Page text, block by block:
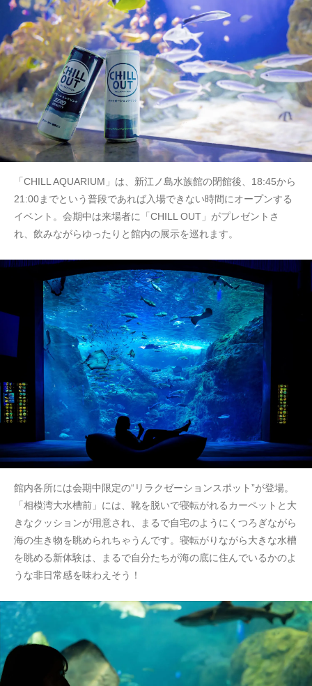
「CHILL AQUARIUM」は、新江ノ島水族館の閉館後、18:45から
21:00までという普段であれば入場できない時間にオープンする
イベント。会期中は来場者に「CHILL OUT」がプレゼントさ
れ、飲みながらゆったりと館内の展示を巡れます。
館内各所には会期中限定の“リラクゼーションスポット”が登場。
「相模湾大水槽前」には、靴を脱いで寝転がれるカーペットと大
きなクッションが用意され、まるで自宅のようにくつろぎながら
海の生き物を眺められちゃうんです。寝転がりながら大きな水槽
を眺める新体験は、まるで自分たちが海の底に住んでいるかのよ
うな非日常感を味わえそう！